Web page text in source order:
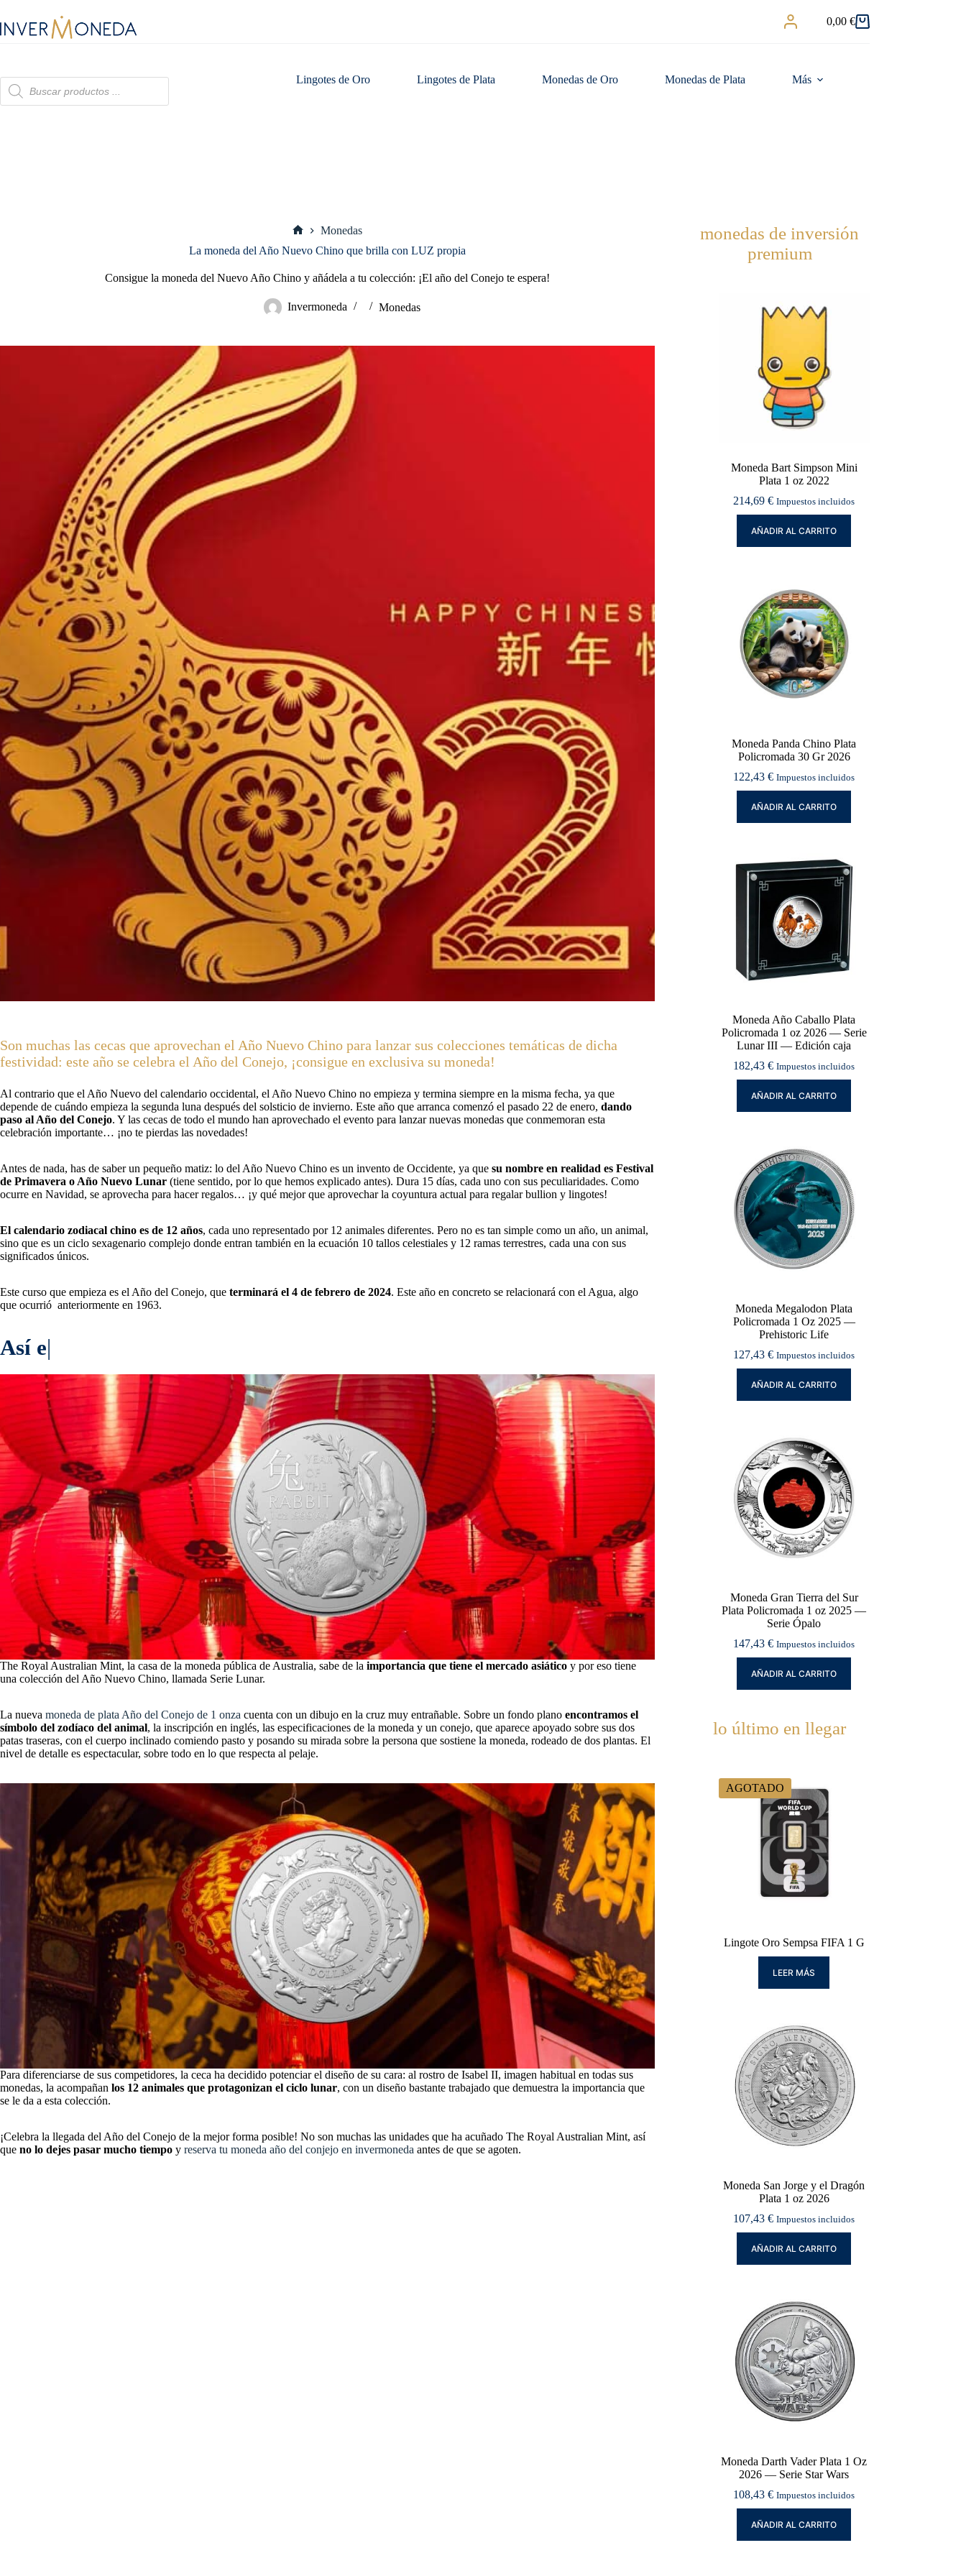
contenido
Carro
0,00 €
Búsqueda
de
productos
Lingotes de Oro Lingotes de Plata Monedas de Oro Monedas de Plata Más
Monedas
La moneda del Año Nuevo Chino que brilla con LUZ propia
Consigue la moneda del Nuevo Año Chino y añádela a tu colección: ¡El año del Conejo te espera!
Invermoneda Monedas
Son muchas las cecas que aprovechan el Año Nuevo Chino para lanzar sus colecciones temáticas de dicha
festividad: este año se celebra el Año del Conejo, ¡consigue en exclusiva su moneda!
Al contrario que el Año Nuevo del calendario occidental, el Año Nuevo Chino no empieza y termina siempre en la misma fecha, ya que
depende de cuándo empieza la segunda luna después del solsticio de invierno. Este año que arranca comenzó el pasado 22 de enero, dando
paso al Año del Conejo. Y las cecas de todo el mundo han aprovechado el evento para lanzar nuevas monedas que conmemoran esta
celebración importante… ¡no te pierdas las novedades!
Antes de nada, has de saber un pequeño matiz: lo del Año Nuevo Chino es un invento de Occidente, ya que su nombre en realidad es Festival
de Primavera o Año Nuevo Lunar (tiene sentido, por lo que hemos explicado antes). Dura 15 días, cada uno con sus peculiaridades. Como
ocurre en Navidad, se aprovecha para hacer regalos… ¡y qué mejor que aprovechar la coyuntura actual para regalar bullion y lingotes!
El calendario zodiacal chino es de 12 años, cada uno representado por 12 animales diferentes. Pero no es tan simple como un año, un animal,
sino que es un ciclo sexagenario complejo donde entran también en la ecuación 10 tallos celestiales y 12 ramas terrestres, cada una con sus
significados únicos.
Este curso que empieza es el Año del Conejo, que terminará el 4 de febrero de 2024. Este año en concreto se relacionará con el Agua, algo
que ocurrió anteriormente en 1963.
Así es la
The Royal Australian Mint, la casa de la moneda pública de Australia, sabe de la importancia que tiene el mercado asiático y por eso tiene
una colección del Año Nuevo Chino, llamada Serie Lunar.
La nueva moneda de plata Año del Conejo de 1 onza cuenta con un dibujo en la cruz muy entrañable. Sobre un fondo plano encontramos el
símbolo del zodíaco del animal, la inscripción en inglés, las especificaciones de la moneda y un conejo, que aparece apoyado sobre sus dos
patas traseras, con el cuerpo inclinado comiendo pasto y posando su mirada sobre la persona que sostiene la moneda, rodeado de dos plantas. El
nivel de detalle es espectacular, sobre todo en lo que respecta al pelaje.
Para diferenciarse de sus competidores, la ceca ha decidido potenciar el diseño de su cara: al rostro de Isabel II, imagen habitual en todas sus
monedas, la acompañan los 12 animales que protagonizan el ciclo lunar, con un diseño bastante trabajado que demuestra la importancia que
se le da a esta colección.
¡Celebra la llegada del Año del Conejo de la mejor forma posible! No son muchas las unidades que ha acuñado The Royal Australian Mint, así
que no lo dejes pasar mucho tiempo y reserva tu moneda año del conjejo en invermoneda antes de que se agoten.
monedas de inversión
premium
Moneda Bart Simpson Mini
Plata 1 oz 2022
214,69€ Impuestos incluidos
AÑADIR AL CARRITO
Moneda Panda Chino Plata
Policromada 30 Gr 2026
122,43€ Impuestos incluidos
AÑADIR AL CARRITO
Moneda Año Caballo Plata
Policromada 1 oz 2026 — Serie
Lunar III — Edición caja
182,43€ Impuestos incluidos
AÑADIR AL CARRITO
Moneda Megalodon Plata
Policromada 1 Oz 2025 —
Prehistoric Life
127,43€ Impuestos incluidos
AÑADIR AL CARRITO
Moneda Gran Tierra del Sur
Plata Policromada 1 oz 2025 —
Serie Ópalo
147,43€ Impuestos incluidos
AÑADIR AL CARRITO
lo último en llegar
AGOTADO
Lingote Oro Sempsa FIFA 1 G
LEER MÁS
Moneda San Jorge y el Dragón
Plata 1 oz 2026
107,43€ Impuestos incluidos
AÑADIR AL CARRITO
Moneda Darth Vader Plata 1 Oz
2026 — Serie Star Wars
108,43€ Impuestos incluidos
AÑADIR AL CARRITO